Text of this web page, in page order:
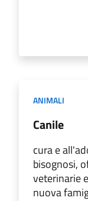
ANIMALI
Canile
cura e
bisognosi,
veterinarie
nuova